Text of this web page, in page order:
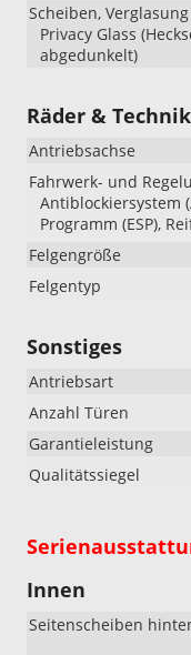
Scheiben, Verglasung
Privacy Glass
abgedunkelt)
Räder & Technik
Antriebsachse
Fahrwerk- und
Antiblockiersystem
Programm (ESP),
Felgengröße
Felgentyp
Sonstiges
Antriebsart
Anzahl Türen
Garantieleistung
Qualitätssiegel
Innen
Seitenscheiben